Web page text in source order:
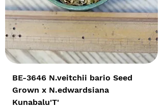
BE-3646 N.veitchii bario Seed
Grown x N.edwardsiana
Kunabalu'T'